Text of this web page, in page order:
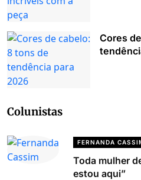
Cores
Colunistas
FERNANDA
Toda mulher
estou aqui”